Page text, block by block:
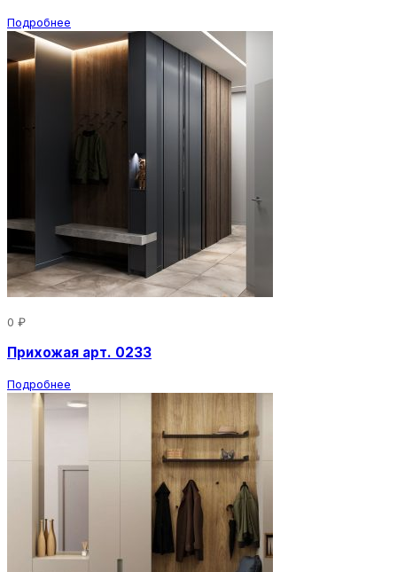
Подробнее
0 ₽
Прихожая арт. 0233
Подробнее